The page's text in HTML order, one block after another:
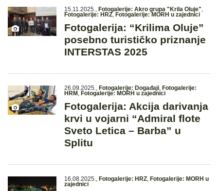
15.11.2025., Fotogalerije: Akro grupa "Krila Oluje",
Fotogalerije: HRZ, Fotogalerije: MORH u zajednici
Fotogalerija: “Krilima Oluje”
posebno turističko priznanje
INTERSTAS 2025
26.09.2025., Fotogalerije: Događaji, Fotogalerije:
HRM , Fotogalerije: MORH u zajednici
Fotogalerija: Akcija darivanja
krvi u vojarni “Admiral flote
Sveto Letica – Barba” u
Splitu
16.08.2025., Fotogalerije: HRZ, Fotogalerije: MORH u
zajednici